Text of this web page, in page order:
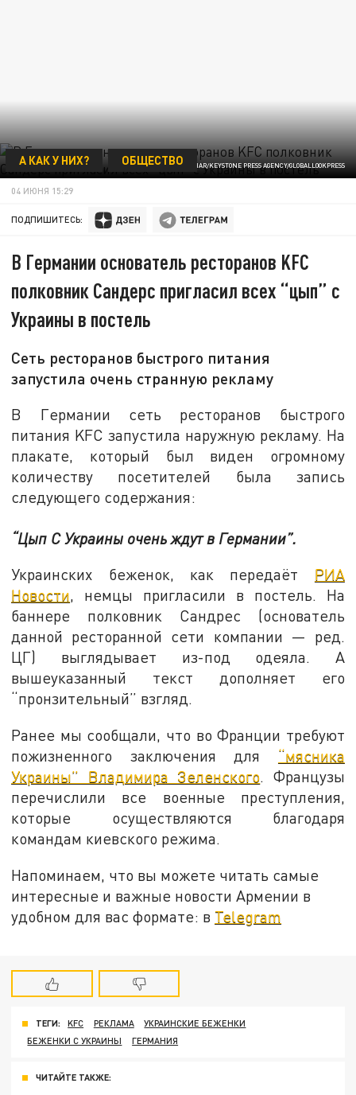
ФОТО: PAVLO GONCHAR/KEYSTONE PRESS AGENCY/GLOBALLOOKPRESS
А КАК У НИХ? ОБЩЕСТВО
04 ИЮНЯ 15:29
ПОДПИШИТЕСЬ:
В Германии основатель ресторанов KFC
полковник Сандерс пригласил всех “цып” с
Украины в постель
Сеть ресторанов быстрого питания
запустила очень странную рекламу
В Германии сеть ресторанов быстрого
питания KFC запустила наружную рекламу. На
плакате, который был виден огромному
количеству посетителей была запись
следующего содержания:
“Цып С Украины очень ждут в Германии”.
Украинских беженок, как передаёт РИА
Новости, немцы пригласили в постель. На
баннере полковник Сандрес (основатель
данной ресторанной сети компании — ред.
ЦГ) выглядывает из-под одеяла. А
вышеуказанный текст дополняет его
“пронзительный” взгляд.
Ранее мы сообщали, что во Франции требуют
пожизненного заключения для “мясника
Украины” Владимира Зеленского. Французы
перечислили все военные преступления,
которые осуществляются благодаря
командам киевского режима.
Напоминаем, что вы можете читать самые
интересные и важные новости Армении в
удобном для вас формате: в Telegram
ТЕГИ: KFC РЕКЛАМА
УКРАИНСКИЕ БЕЖЕНКИ
БЕЖЕНКИ С УКРАИНЫ
ГЕРМАНИЯ
ЧИТАЙТЕ ТАКЖЕ: